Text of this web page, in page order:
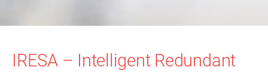
IRESA – Intelligent Redundant